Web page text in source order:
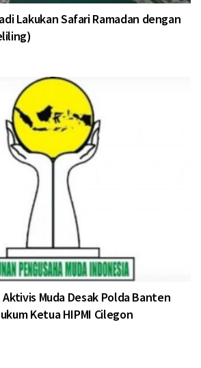
Lakukan Safari Ramadan dengan
Aktivis Muda Desak Polda Banten
Ketua HIPMI Cilegon